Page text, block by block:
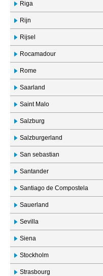
Riga
Rijn
Rijsel
Rocamadour
Rome
Saarland
Saint Malo
Salzburg
Salzburgerland
San sebastian
Santander
Santiago de Compostela
Sauerland
Sevilla
Siena
Stockholm
Strasbourg